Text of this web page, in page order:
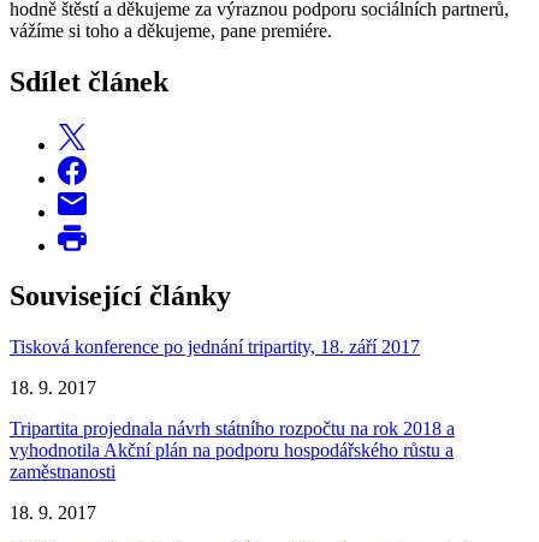
hodně štěstí a děkujeme za výraznou podporu sociálních partnerů,
vážíme si toho a děkujeme, pane premiére.
Sdílet článek
Související články
Tisková konference po jednání tripartity, 18. září 2017
18. 9. 2017
Tripartita projednala návrh státního rozpočtu na rok 2018 a
vyhodnotila Akční plán na podporu hospodářského růstu a
zaměstnanosti
18. 9. 2017